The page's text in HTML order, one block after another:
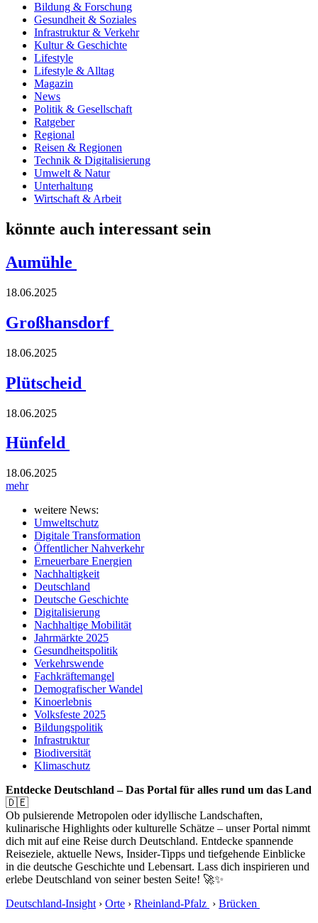
Bildung & Forschung
Gesundheit & Soziales
Infrastruktur & Verkehr
Kultur & Geschichte
Lifestyle
Lifestyle & Alltag
Magazin
News
Politik & Gesellschaft
Ratgeber
Regional
Reisen & Regionen
Technik & Digitalisierung
Umwelt & Natur
Unterhaltung
Wirtschaft & Arbeit
könnte auch interessant sein
Aumühle
18.06.2025
Großhansdorf
18.06.2025
Plütscheid
18.06.2025
Hünfeld
18.06.2025
mehr
weitere News:
Umweltschutz
Digitale Transformation
Öffentlicher Nahverkehr
Erneuerbare Energien
Nachhaltigkeit
Deutschland
Deutsche Geschichte
Digitalisierung
Nachhaltige Mobilität
Jahrmärkte 2025
Gesundheitspolitik
Verkehrswende
Fachkräftemangel
Demografischer Wandel
Kinoerlebnis
Volksfeste 2025
Bildungspolitik
Infrastruktur
Biodiversität
Klimaschutz
Entdecke Deutschland – Das Portal für alles rund um das Land
🇩🇪
Ob pulsierende Metropolen oder idyllische Landschaften,
kulinarische Highlights oder kulturelle Schätze – unser Portal nimmt
dich mit auf eine Reise durch Deutschland. Entdecke spannende
Reiseziele, aktuelle News, Insider-Tipps und tiefgehende Einblicke
in die deutsche Geschichte und Lebensart. Lass dich inspirieren und
erlebe Deutschland von seiner besten Seite! 🚀✨
Deutschland-Insight › Orte › Rheinland-Pfalz › Brücken